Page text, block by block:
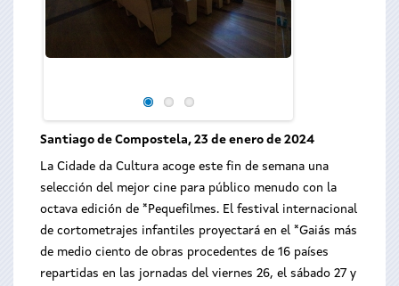
Santiago de Compostela, 23 de enero de 2024
La Cidade da Cultura acoge este fin de semana una
selección del mejor cine para público menudo con la
octava edición de *Pequefilmes. El festival internacional
de cortometrajes infantiles proyectará en el *Gaiás más
de medio ciento de obras procedentes de 16 países
repartidas en las jornadas del viernes 26, el sábado 27 y